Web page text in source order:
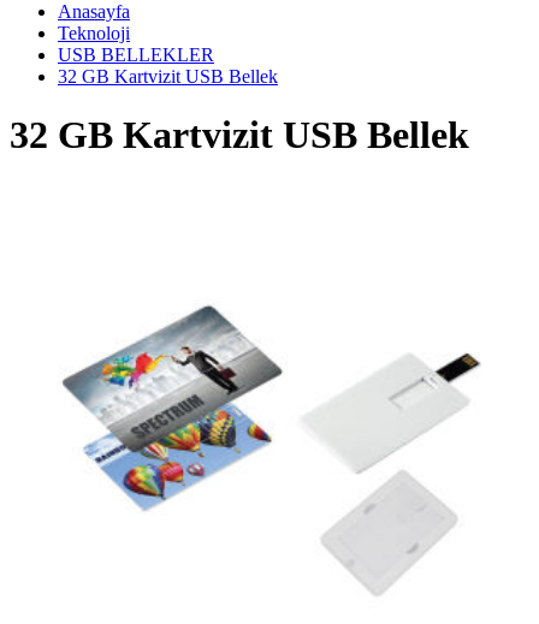
Anasayfa
Teknoloji
USB BELLEKLER
32 GB Kartvizit USB Bellek
32 GB Kartvizit USB Bellek